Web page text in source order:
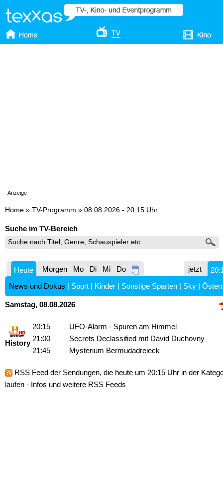
Anzeige
Home » TV-Programm » 08.08.2026 - 20:15 Uhr
Suche im TV-Bereich
Heute Morgen Mo Di Mi Do jetzt
News und Dokus | Sport | Kinder | Sonstige Sparten | Sky |
Samstag, 08.08.2026
History
20:15
UFO-Alarm - Spuren am Himmel
21:00
Secrets Declassified mit David Duchovny
21:45
Mysterium Bermudadreieck
RSS Feed der Sendungen, die heute um 20:15 Uhr in der
laufen - Infos und weitere RSS Feeds